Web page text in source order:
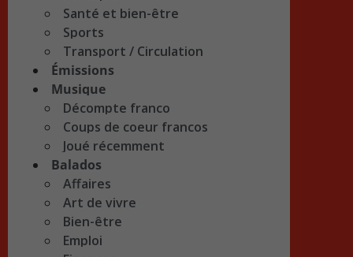
Santé et bien-être
Sports
Transport / Circulation
Émissions
Musique
Décompte franco
Coups de coeur francos
Joué récemment
Balados
Affaires
Art de vivre
Bien-être
Emploi